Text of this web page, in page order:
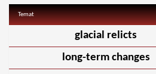
Temat
glacial relicts
long-term changes